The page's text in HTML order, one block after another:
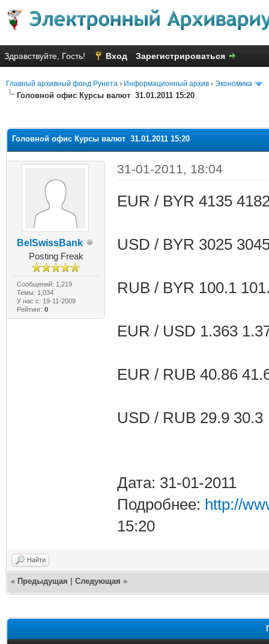
Здравствуйте, Гость! Вход Зарегистрироваться
Главный архивный фонд Рунета › Информационный архив › Экономика
Головной офис Курсы валют 31.01.2011 15:20
Головной офис Курсы валют 31.01.2011 15:20
BelSwissBank
Posting Freak
Сообщений: 1,219
Темы: 1,034
У нас с: 19-11-2009
Рейтинг: 0
31-01-2011, 18:04
EUR / BYR 4135
USD / BYR 3025
RUB / BYR 100.1
EUR / USD 1.363
EUR / RUB 40.86
USD / RUB 29.9 30.3
Дата: 31-01-2011
Подробнее: http://
15:20
Найти
« Предыдущая Следующая »